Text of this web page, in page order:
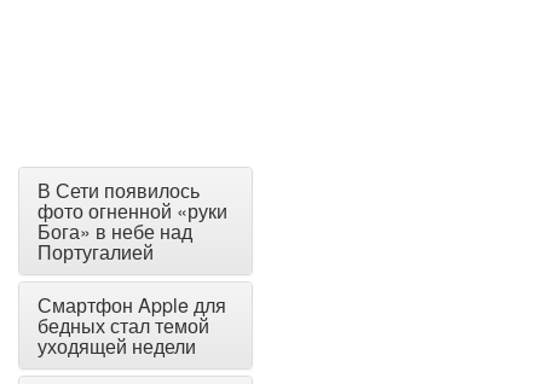
В Сети появилось
фото огненной «руки
Бога» в небе над
Португалией
Смартфон Apple для
бедных стал темой
уходящей недели